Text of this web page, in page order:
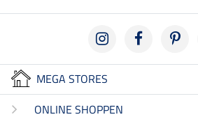
MEGA STORES
ONLINE SHOPPEN